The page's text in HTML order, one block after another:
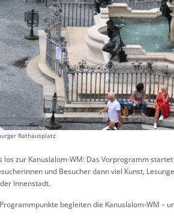
Rathausplatz
los zur Kanuslalom-WM: Das Vorprogramm
und Besucher dann viel Kunst,
Innenstadt.
begleiten die Kanuslalom-WM –